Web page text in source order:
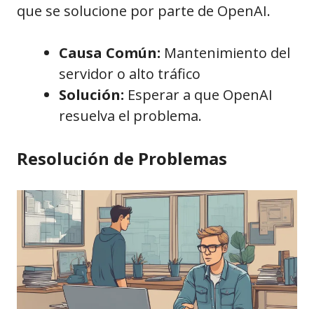
que se solucione por parte de OpenAI.
Causa Común: Mantenimiento del
servidor o alto tráfico
Solución: Esperar a que OpenAI
resuelva el problema.
Resolución de Problemas